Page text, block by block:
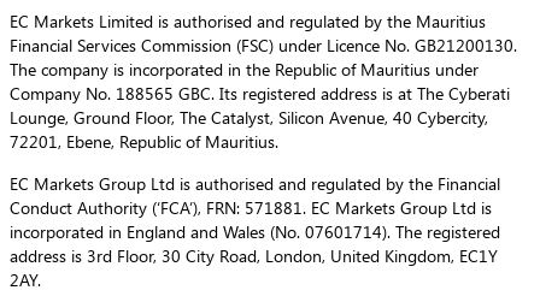
EC Markets Limited is authorised and regulated by the Mauritius
Financial Services Commission (FSC) under Licence No. GB21200130.
The company is incorporated in the Republic of Mauritius under
Company No. 188565 GBC. Its registered address is at The Cyberati
Lounge, Ground Floor, The Catalyst, Silicon Avenue, 40 Cybercity,
72201, Ebene, Republic of Mauritius.
EC Markets Group Ltd is authorised and regulated by the Financial
Conduct Authority (‘FCA’), FRN: 571881. EC Markets Group Ltd is
incorporated in England and Wales (No. 07601714). The registered
address is 3rd Floor, 30 City Road, London, United Kingdom, EC1Y
2AY.